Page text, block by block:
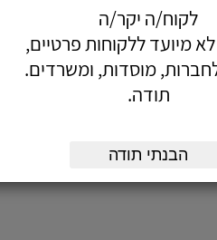
הוסף לעגלה
שונים.
לקוח/ה יקר/ה
מיועד ללקוחות פרטיים,
מוסדות, ומשרדים.
תודה.
הבנתי תודה